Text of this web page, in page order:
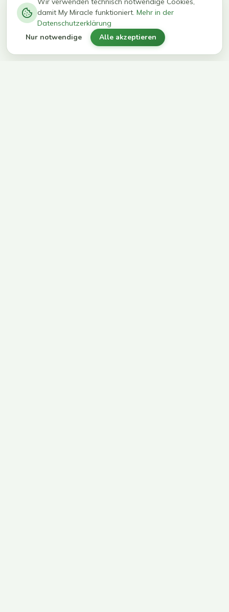
kg in 12
Wochen
erreichen
ihr Ziel
damit My Miracle funktioniert. Mehr in der
Datenschutzerklärung
Nur notwendige Alle akzeptieren